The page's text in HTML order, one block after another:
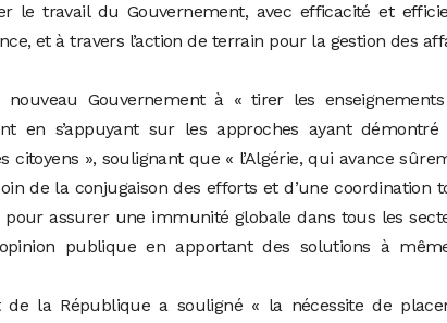
le travail du Gouvernement, avec efficacité et
et à travers l’action de terrain pour la gestion des
Gouvernement à « tirer les
en s’appuyant sur les approches ayant
», soulignant que « l’Algérie, qui avance
de la conjugaison des efforts et d’une coordination
assurer une immunité globale dans tous les
publique en apportant des solutions à
la République a souligné « la nécessite de